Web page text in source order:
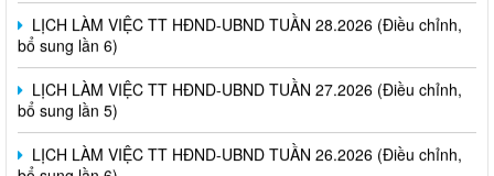
LỊCH LÀM VIỆC TT HĐND-UBND TUẦN 28.2026 (Điều chỉnh,
bổ sung lần 6)
LỊCH LÀM VIỆC TT HĐND-UBND TUẦN 27.2026 (Điều chỉnh,
bổ sung lần 5)
LỊCH LÀM VIỆC TT HĐND-UBND TUẦN 26.2026 (Điều chỉnh,
bổ sung lần 6)